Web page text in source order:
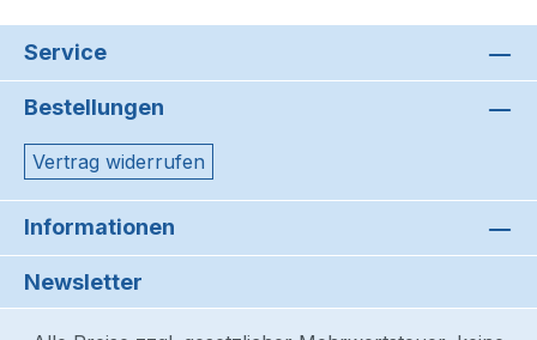
Service
Bestellungen
Vertrag widerrufen
Informationen
Newsletter